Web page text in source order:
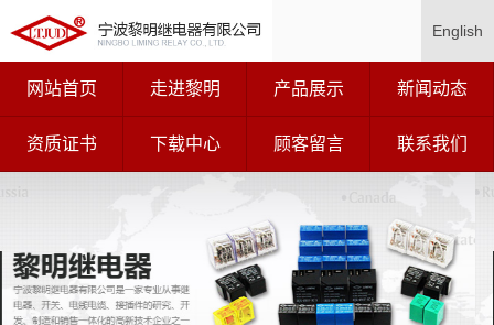
English
网站首页 走进黎明 产品展示 新闻动态
资质证书 下载中心 顾客留言 联系我们